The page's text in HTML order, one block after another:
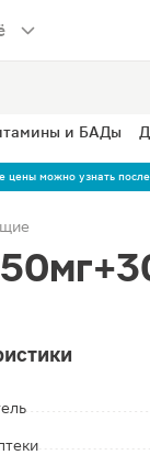
и БАДы
цены можно узнать